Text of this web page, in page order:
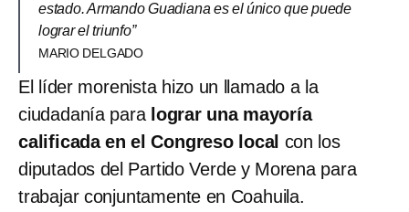
estado. Armando Guadiana es el único que puede
lograr el triunfo”
MARIO DELGADO
El líder morenista hizo un llamado a la
ciudadanía para lograr una mayoría
calificada en el Congreso local con los
diputados del Partido Verde y Morena para
trabajar conjuntamente en Coahuila.